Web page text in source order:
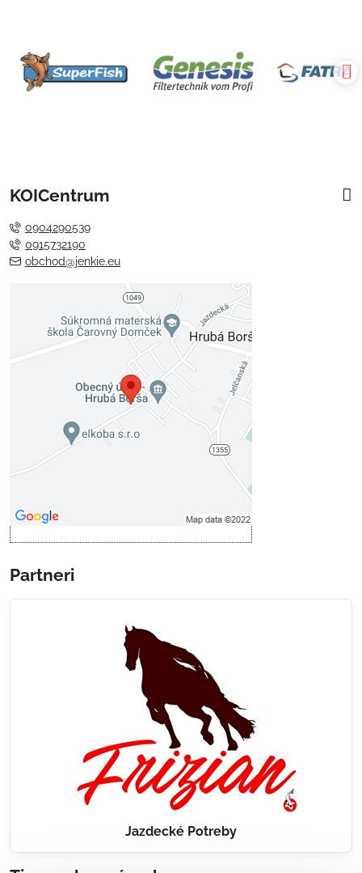
KOICentrum
0904290539
0915732190
obchod@jenkie.eu
Externý obsah je blokovaný
Voľbami súkromia
Prajete si načítať externý obsah?
Povoliť tentokrát
Povoliť a zapamätať - súhlas s
Partneri
Jazdecké Potreby